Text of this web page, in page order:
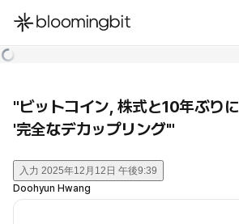
한국어
"ビットコイン, 株式と10年ぶりに
'完全なデカップリング'"
入力 2025年12月12日 午後9:39
Doohyun Hwang